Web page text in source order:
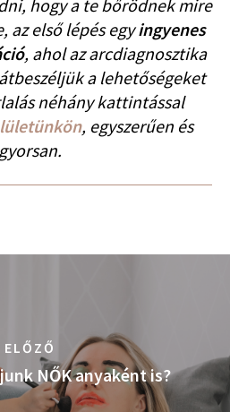
hogy a te bőrödnek mire
az első lépés egyingyenes
, ahol az arcdiagnosztika
a lehetőségeket
néhány kattintással
, egyszerűen és
gyorsan.
ELŐZŐ
NŐK anyaként is?